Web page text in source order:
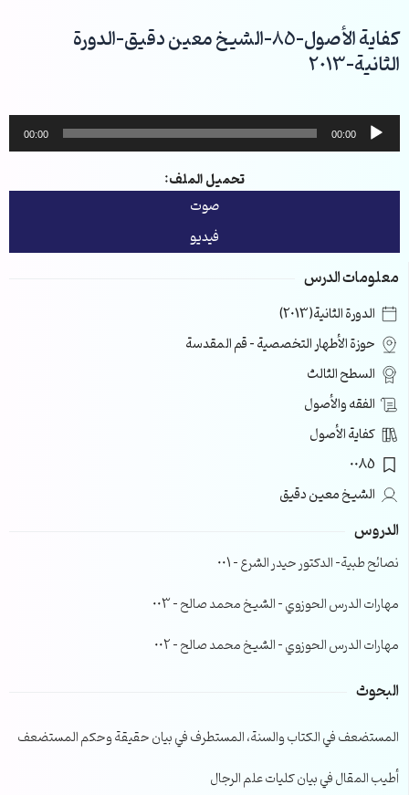
إلى
المحتوى
كفاية الأصول-85-الشيخ معين دقيق-الدورة
الثانية-2013
مشغل
الصوت
00:00
00:00
تحميل الملف:
صوت
فيديو
معلومات الدرس
الدورة الثانية(2013)
حوزة الأطهار التخصصية – قم المقدسة
السطح الثالث
الفقه والأصول
كفاية الأصول
0085
الشيخ معين دقيق
الدروس
نصائح طبية- الدكتور حيدر الشرع – 001
مهارات الدرس الحوزوي – الشيخ محمد صالح – 003
مهارات الدرس الحوزوي – الشيخ محمد صالح – 002
البحوث
المستضعف في الكتاب والسنة، المستطرف في بيان حقيقة وحكم المستضعف
أطيب المقال في بيان كليات علم الرجال